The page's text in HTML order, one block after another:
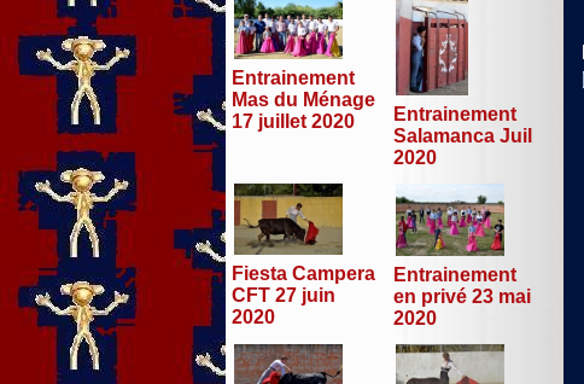
Entrainement
Mas du Ménage
17 juillet 2020
Entrainement
Salamanca Juil
2020
Fiesta Campera
CFT 27 juin
2020
Entrainement
en privé 23 mai
2020